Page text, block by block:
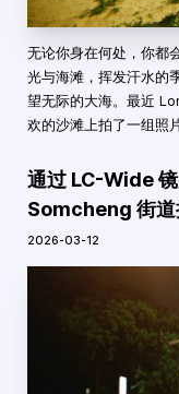
无论你身在何处，你都
光与海滩，挥发汗水的
望无际的大海。最近
欢的沙滩上拍了一组照
通过 LC-Wide
Somcheng 街道
2026-03-12